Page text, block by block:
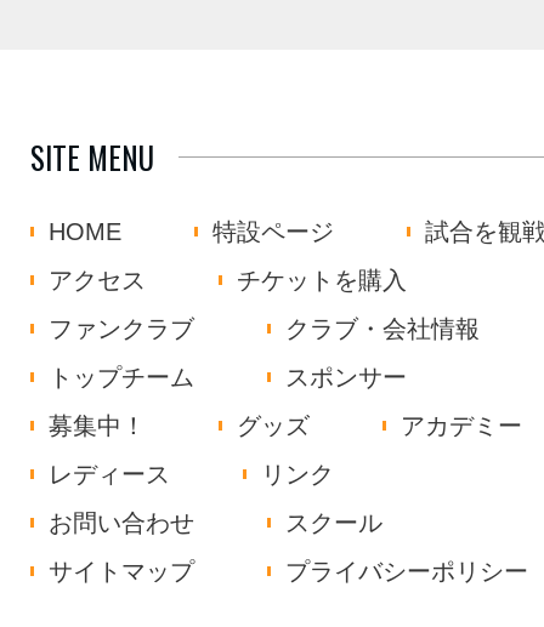
SITE MENU
HOME 特設ページ
試合を観
アクセス
チケットを購入
ファンクラブ
クラブ・会社情報
トップチーム
スポンサー
募集中！
グッズ
アカデミー
レディース
リンク
お問い合わせ
スクール
サイトマップ
プライバシーポリシー